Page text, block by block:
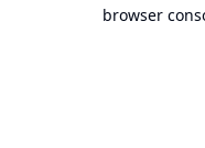
browser